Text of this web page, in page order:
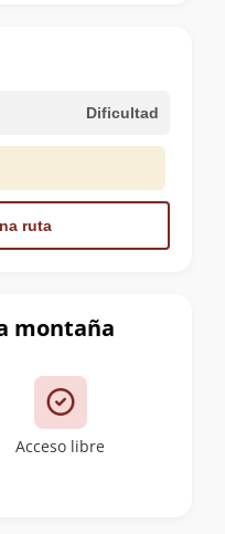
montaña
Acceso libre
Dificultad
ruta